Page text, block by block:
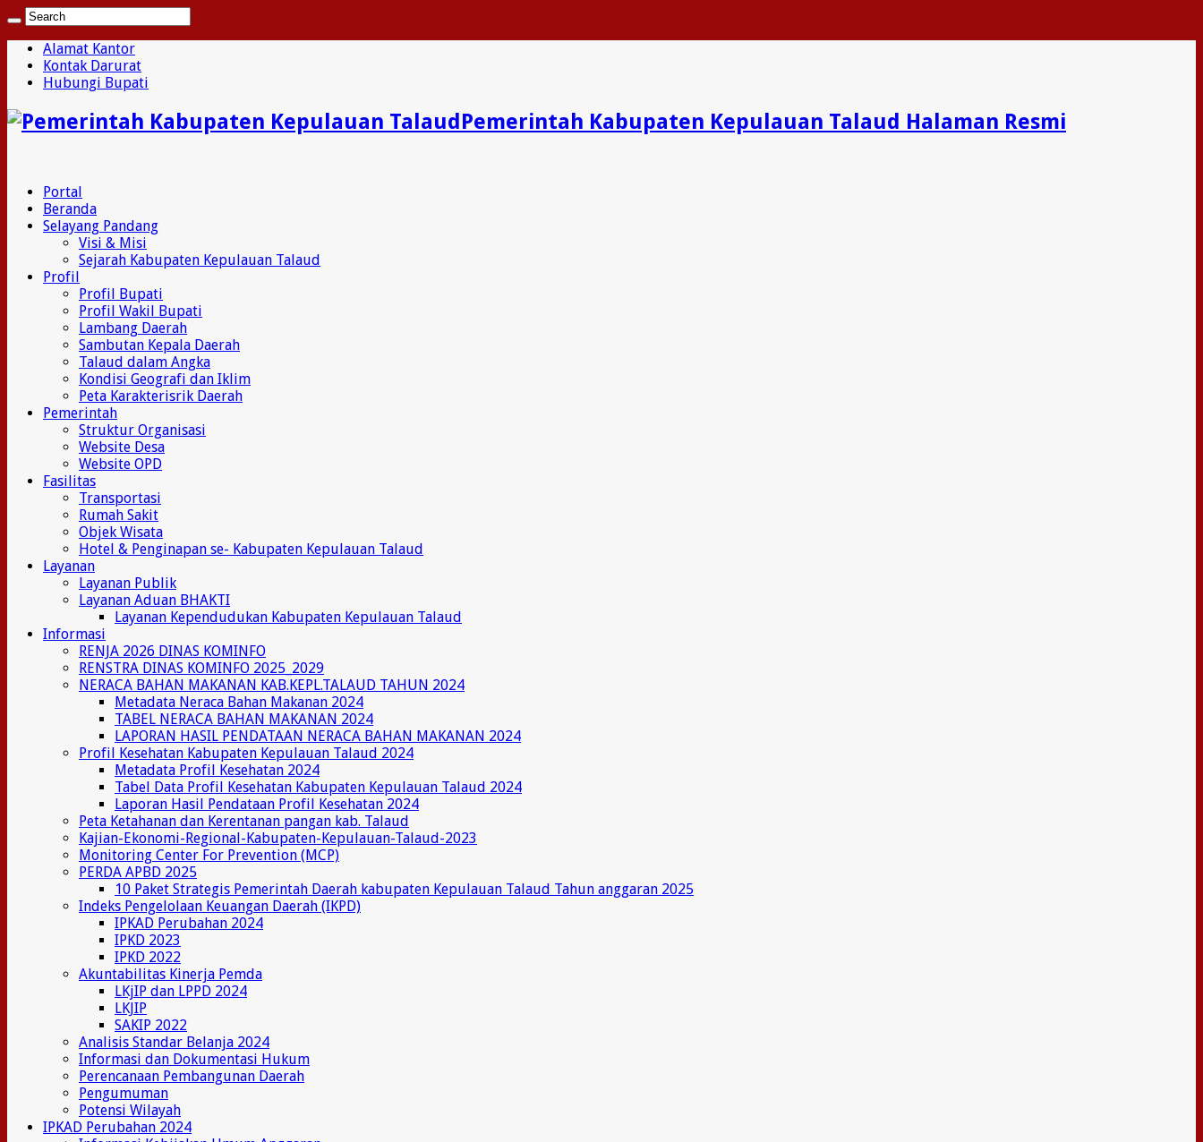
Alamat Kantor
Kontak Darurat
Hubungi Bupati
Pemerintah Kabupaten Kepulauan Talaud Halaman Resmi
Portal
Beranda
Selayang Pandang
Visi & Misi
Sejarah Kabupaten Kepulauan Talaud
Profil
Profil Bupati
Profil Wakil Bupati
Lambang Daerah
Sambutan Kepala Daerah
Talaud dalam Angka
Kondisi Geografi dan Iklim
Peta Karakterisrik Daerah
Pemerintah
Struktur Organisasi
Website Desa
Website OPD
Fasilitas
Transportasi
Rumah Sakit
Objek Wisata
Hotel & Penginapan se- Kabupaten Kepulauan Talaud
Layanan
Layanan Publik
Layanan Aduan BHAKTI
Layanan Kependudukan Kabupaten Kepulauan Talaud
Informasi
RENJA 2026 DINAS KOMINFO
RENSTRA DINAS KOMINFO 2025_2029
NERACA BAHAN MAKANAN KAB.KEPL.TALAUD TAHUN 2024
Metadata Neraca Bahan Makanan 2024
TABEL NERACA BAHAN MAKANAN 2024
LAPORAN HASIL PENDATAAN NERACA BAHAN MAKANAN 2024
Profil Kesehatan Kabupaten Kepulauan Talaud 2024
Metadata Profil Kesehatan 2024
Tabel Data Profil Kesehatan Kabupaten Kepulauan Talaud 2024
Laporan Hasil Pendataan Profil Kesehatan 2024
Peta Ketahanan dan Kerentanan pangan kab. Talaud
Kajian-Ekonomi-Regional-Kabupaten-Kepulauan-Talaud-2023
Monitoring Center For Prevention (MCP)
PERDA APBD 2025
10 Paket Strategis Pemerintah Daerah kabupaten Kepulauan Talaud Tahun anggaran 2025
Indeks Pengelolaan Keuangan Daerah (IKPD)
IPKAD Perubahan 2024
IPKD 2023
IPKD 2022
Akuntabilitas Kinerja Pemda
LKjIP dan LPPD 2024
LKJIP
SAKIP 2022
Analisis Standar Belanja 2024
Informasi dan Dokumentasi Hukum
Perencanaan Pembangunan Daerah
Pengumuman
Potensi Wilayah
IPKAD Perubahan 2024